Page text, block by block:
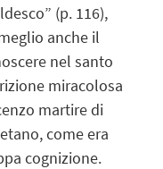
” (p. 116),
anche il
nel santo
miracolosa
martire di
come era
cognizione.